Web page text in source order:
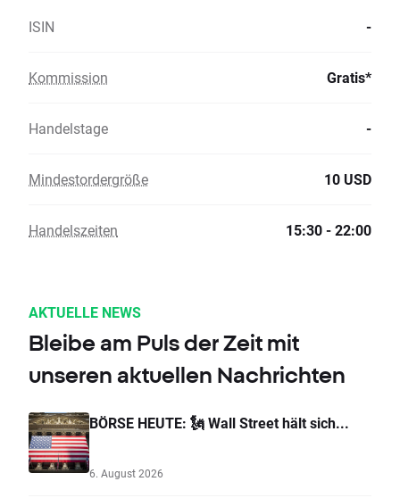
ISIN -
Kommission Gratis*
Handelstage -
Mindestordergröße 10 USD
Handelszeiten 15:30 - 22:00
AKTUELLE NEWS
Bleibe am Puls der Zeit mit
unseren aktuellen Nachrichten
BÖRSE HEUTE: 🗽 Wall Street hält sich...
6. August 2026